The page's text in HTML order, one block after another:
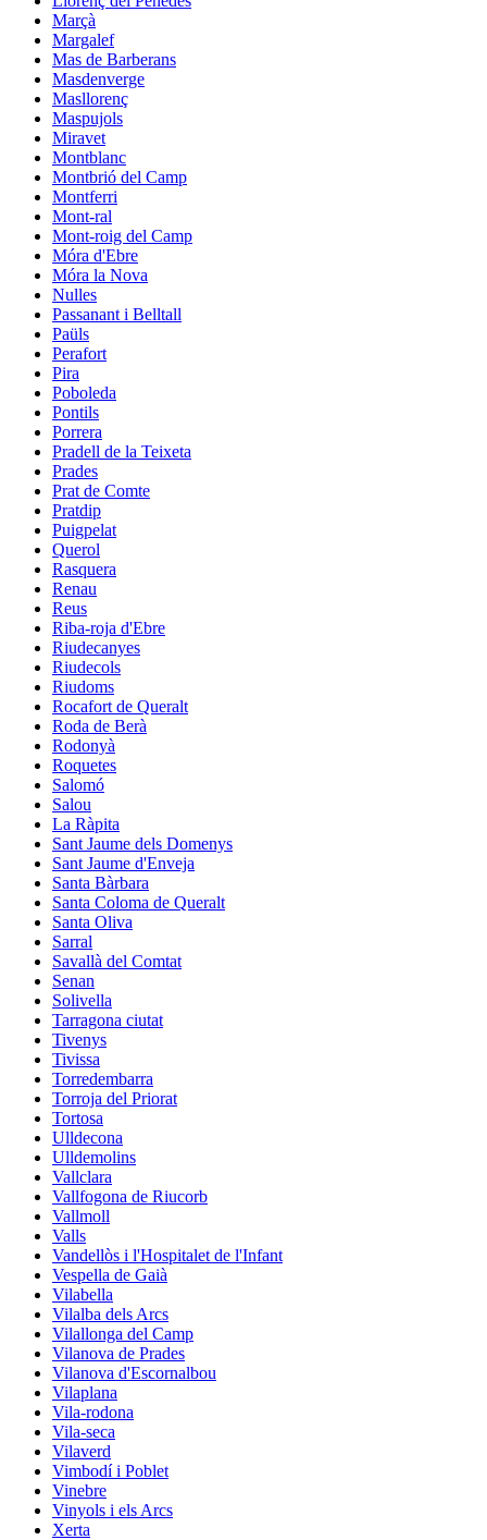
Marçà
Margalef
Mas de Barberans
Masdenverge
Masllorenç
Maspujols
Miravet
Montblanc
Montbrió del Camp
Montferri
Mont-ral
Mont-roig del Camp
Móra d'Ebre
Móra la Nova
Nulles
Passanant i Belltall
Paüls
Perafort
Pira
Poboleda
Pontils
Porrera
Pradell de la Teixeta
Prades
Prat de Comte
Pratdip
Puigpelat
Querol
Rasquera
Renau
Reus
Riba-roja d'Ebre
Riudecanyes
Riudecols
Riudoms
Rocafort de Queralt
Roda de Berà
Rodonyà
Roquetes
Salomó
Salou
La Ràpita
Sant Jaume dels Domenys
Sant Jaume d'Enveja
Santa Bàrbara
Santa Coloma de Queralt
Santa Oliva
Sarral
Savallà del Comtat
Senan
Solivella
Tarragona ciutat
Tivenys
Tivissa
Torredembarra
Torroja del Priorat
Tortosa
Ulldecona
Ulldemolins
Vallclara
Vallfogona de Riucorb
Vallmoll
Valls
Vandellòs i l'Hospitalet de l'Infant
Vespella de Gaià
Vilabella
Vilalba dels Arcs
Vilallonga del Camp
Vilanova de Prades
Vilanova d'Escornalbou
Vilaplana
Vila-rodona
Vila-seca
Vilaverd
Vimbodí i Poblet
Vinebre
Vinyols i els Arcs
Xerta